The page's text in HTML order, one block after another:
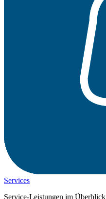
Services
Service-Leistungen im Überblick